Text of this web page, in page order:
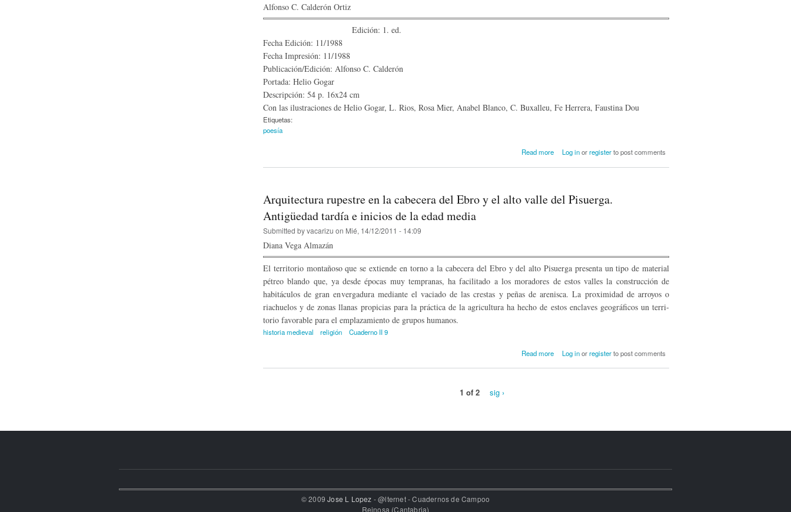
Alfonso C. Calderón Ortiz
Edición: 1. ed.
Fecha Edición: 11/1988
Fecha Impresión: 11/1988
Publicación/Edición: Alfonso C. Calderón
Portada: Helio Gogar
Descripción: 54 p. 16x24 cm
Con las ilustraciones de Helio Gogar, L. Rios, Rosa Mier, Anabel Blanco, C. Buxalleu, Fe Herrera, Faustina Dou
Etiquetas:
poesía
Read moreabout Taller de Sueños
Log inorregisterto post comments
Arquitectura rupestre en la cabecera del Ebro y el alto valle del Pisuerga.
Antigüedad tardía e inicios de la edad media
Submitted byvacarizu on Mié, 14/12/2011 - 14:09
Diana Vega Almazán
El territorio montañoso que se extiende en torno a la cabecera del Ebro y del alto Pisuerga presenta un tipo de material
pétreo blando que, ya desde épocas muy tempranas, ha facilitado a los moradores de estos valles la cons­trucción de
habitáculos de gran envergadura mediante el vaciado de las crestas y peñas de arenisca. La proximidad de arroyos o
riachuelos y de zonas llanas propicias para la práctica de la agricultura ha hecho de estos enclaves geográficos un terri­
torio favorable para el emplazamiento de grupos humanos.
historia medieval religión Cuaderno II 9
Read more about Arquitectura rupestre en la cabecera
Antigüedad tardía e inicios de la edad
Log inorregisterto post comments
1 of 2 sig ›
© 2009Jose L Lopez - @lternet - Cuadernos de Campoo
Reinosa (Cantabria)